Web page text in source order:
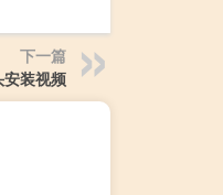
下一篇
装视频